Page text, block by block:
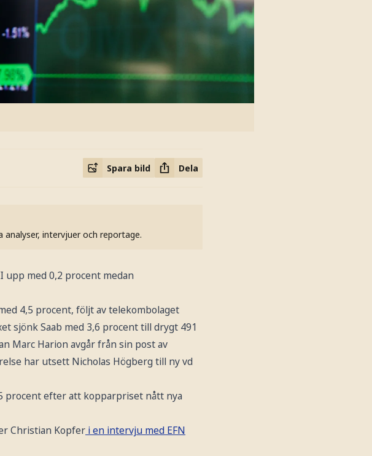
Spara bild Dela
analyser, intervjuer och reportage.
upp med 0,2 procent medan
4,5 procent, följt av telekombolaget
sjönk Saab med 3,6 procent till drygt 491
Marc Harion avgår från sin post av
har utsett Nicholas Högberg till ny vd
procent efter att kopparpriset nått nya
Christian Kopfer i en intervju med EFN